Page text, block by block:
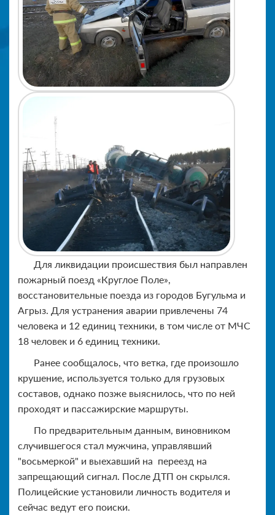
Для ликвидации происшествия был направлен
пожарный поезд «Круглое Поле»,
восстановительные поезда из городов Бугульма и
Агрыз. Для устранения аварии привлечены 74
человека и 12 единиц техники, в том числе от МЧС
18 человек и 6 единиц техники.
Ранее сообщалось, что ветка, где произошло
крушение, используется только для грузовых
составов, однако позже выяснилось, что по ней
проходят и пассажирские маршруты.
По предварительным данным, виновником
случившегося стал мужчина, управлявший
"восьмеркой" и выехавший на переезд на
запрещающий сигнал. После ДТП он скрылся.
Полицейские установили личность водителя и
сейчас ведут его поиски.